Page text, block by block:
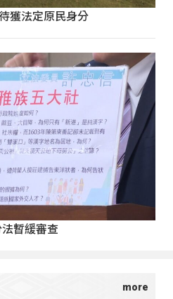
獲法定原民身分
暫緩審查